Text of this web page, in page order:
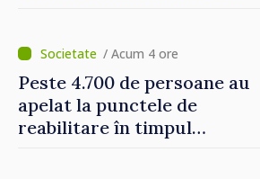
/ Acum 4 ore
Peste 4.700 de persoane au
apelat la punctele de
reabilitare în timpul